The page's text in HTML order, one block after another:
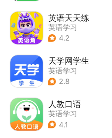
英语天天练
英语学习
4.2
天学网学生
英语学习
2.8
人教口语
英语学习
4.1